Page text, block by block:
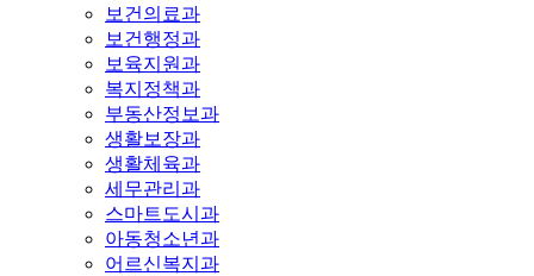
보건의료과
보건행정과
보육지원과
복지정책과
부동산정보과
생활보장과
생활체육과
세무관리과
스마트도시과
아동청소년과
어르신복지과